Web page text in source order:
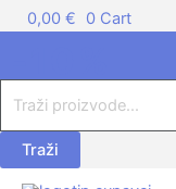
Skip
to
0,00 € 0 Cart
Products
search
Traži